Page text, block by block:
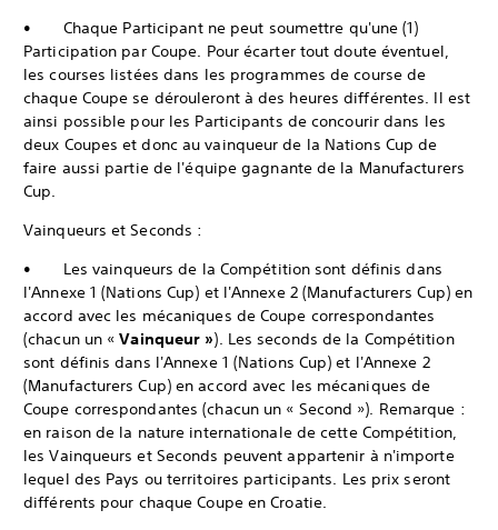
• Chaque Participant ne peut soumettre qu'une (1)
Participation par Coupe. Pour écarter tout doute éventuel,
les courses listées dans les programmes de course de
chaque Coupe se dérouleront à des heures différentes. Il est
ainsi possible pour les Participants de concourir dans les
deux Coupes et donc au vainqueur de la Nations Cup de
faire aussi partie de l'équipe gagnante de la Manufacturers
Cup.
Vainqueurs et Seconds :
• Les vainqueurs de la Compétition sont définis dans
l'Annexe 1 (Nations Cup) et l'Annexe 2 (Manufacturers Cup) en
accord avec les mécaniques de Coupe correspondantes
(chacun un «Vainqueur »). Les seconds de la Compétition
sont définis dans l'Annexe 1 (Nations Cup) et l'Annexe 2
(Manufacturers Cup) en accord avec les mécaniques de
Coupe correspondantes (chacun un « Second »). Remarque :
en raison de la nature internationale de cette Compétition,
les Vainqueurs et Seconds peuvent appartenir à n'importe
lequel des Pays ou territoires participants. Les prix seront
différents pour chaque Coupe en Croatie.